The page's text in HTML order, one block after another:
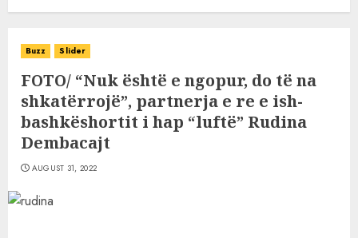
Buzz Slider
FOTO/ “Nuk është e ngopur, do të na
shkatërrojë”, partnerja e re e ish-
bashkëshortit i hap “luftë” Rudina
Dembacajt
AUGUST 31, 2022